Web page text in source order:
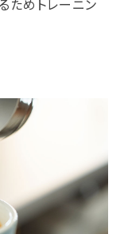
ためトレーニン